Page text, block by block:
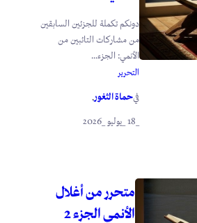
دونكم تكملة للجزئين السابقين
من مشاركات التائبين من
الأنمي: الجزء...
التحرير
فيحماة الثغور.
متحرر من أغلال
الأنمي الجزء 2